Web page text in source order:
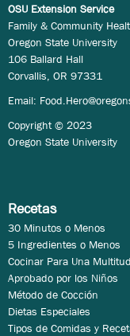
OSU Extension Service
Family & Community
Oregon State University
106 Ballard Hall
Corvallis, OR 97331
Email:
Copyright © 2023
Oregon State University
Recetas
30 Minutos o Menos
5 Ingredientes o Menos
Cocinar Para Una Multitud
Aprobado por los Niños
Método de Cocción
Dietas Especiales
Tipos de Comidas y